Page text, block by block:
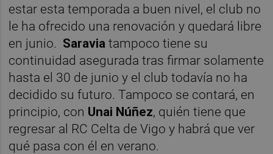
estar esta temporada a buen nivel, el club no
le ha ofrecido una renovación y quedará libre
en junio. Saraviatampoco tiene su
continuidad asegurada tras firmar solamente
hasta el 30 de junio y el club todavía no ha
decidido su futuro. Tampoco se contará, en
principio, con Unai Núñez, quién tiene que
regresar al RC Celta de Vigo y habrá que ver
qué pasa con él en verano.